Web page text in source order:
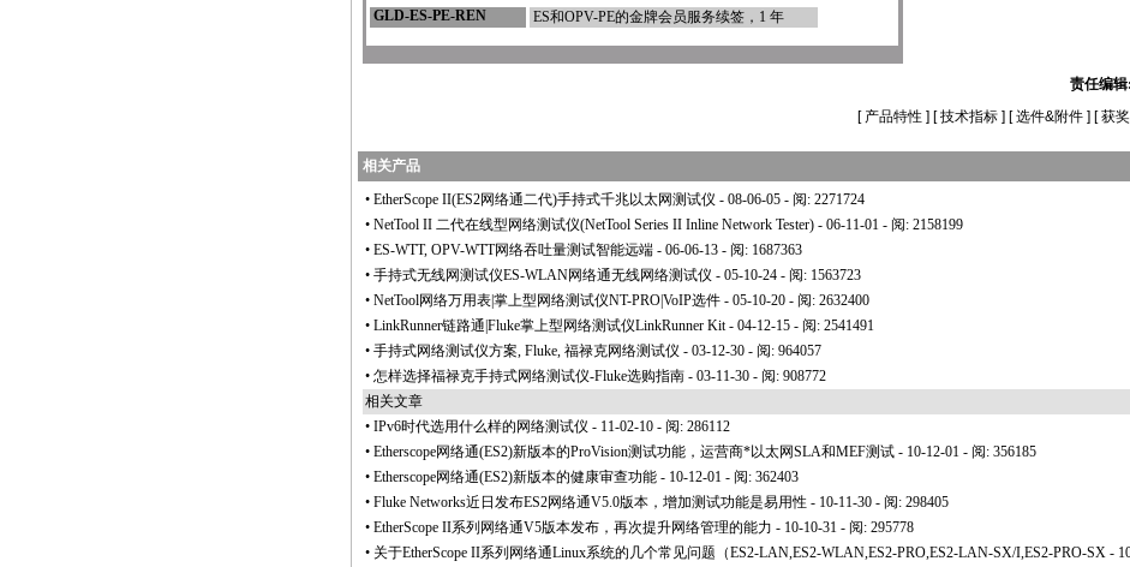
GLD-ES-PE-REN ES和OPV-PE的金牌会员服务续签，1 年
责任编辑:
[ 产品特性 ] [技术指标 ] [选件&附件 ] [获
相关产品
• EtherScope II(ES2网络通二代)手持式千兆以太网测试仪 - 08-06-05 - 阅: 2271724
• NetTool II 二代在线型网络测试仪(NetTool Series II Inline Network Tester) - 06-11-01 - 阅: 2158199
• ES-WTT, OPV-WTT网络吞吐量测试智能远端 - 06-06-13 - 阅: 1687363
• 手持式无线网测试仪ES-WLAN网络通无线网络测试仪 - 05-10-24 - 阅: 1563723
• NetTool网络万用表|掌上型网络测试仪NT-PRO|VoIP选件 - 05-10-20 - 阅: 2632400
• LinkRunner链路通|Fluke掌上型网络测试仪LinkRunner Kit- 04-12-15 - 阅: 2541491
• 手持式网络测试仪方案, Fluke, 福禄克网络测试仪 - 03-12-30 - 阅: 964057
• 怎样选择福禄克手持式网络测试仪-Fluke选购指南 - 03-11-30 - 阅: 908772
相关文章
• IPv6时代选用什么样的网络测试仪 - 11-02-10 - 阅: 286112
• Etherscope网络通(ES2)新版本的ProVision测试功能，运营商*以太网SLA和MEF测试 - 10-12-01 - 阅: 356185
• Etherscope网络通(ES2)新版本的健康审查功能 - 10-12-01 - 阅: 362403
• Fluke Networks近日发布ES2网络通V5.0版本，增加测试功能是易用性 - 10-11-30 - 阅: 298405
• EtherScope II系列网络通V5版本发布，再次提升网络管理的能力 - 10-10-31 - 阅: 295778
• 关于EtherScope II系列网络通Linux系统的几个常见问题（ES2-LAN,ES2-WLAN,ES2-PRO,ES2-LAN-SX/I,ES2-PRO-SX -